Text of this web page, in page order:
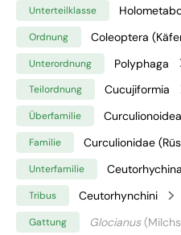
Unterteilklasse
Ordnung Coleoptera
Unterordnung Polyphaga
Teilordnung Cucujiformia
Überfamilie Curculionoidea
Familie Curculionidae
Unterfamilie
Tribus Ceutorhynchini
Gattung Glocianus